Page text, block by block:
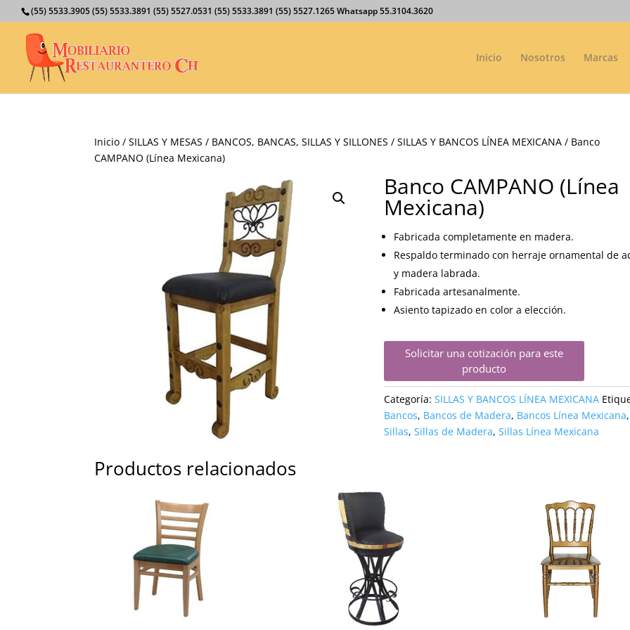
(55) 5533.3905 (55) 5533.3891 (55) 5527.0531 (55) 5533.3891 (55) 5527.1265 Whatsapp 55.3104.3620
Inicio Nosotros Marcas
Inicio /SILLAS Y MESAS / BANCOS, BANCAS, SILLAS Y SILLONES /SILLAS Y BANCOS LÍNEA MEXICANA / Banco
CAMPANO (Línea Mexicana)
Banco CAMPANO (Línea
Mexicana)
Fabricada completamente en madera.
Respaldo terminado con herraje ornamental de
y madera labrada.
Fabricada artesanalmente.
Asiento tapizado en color a elección.
Solicitar una cotización para este
producto
Categoría:SILLAS Y BANCOS LÍNEA MEXICANA
Bancos, Bancos de Madera, Bancos Línea Mexicana,
Sillas,Sillas de Madera,Sillas Línea Mexicana
Productos relacionados